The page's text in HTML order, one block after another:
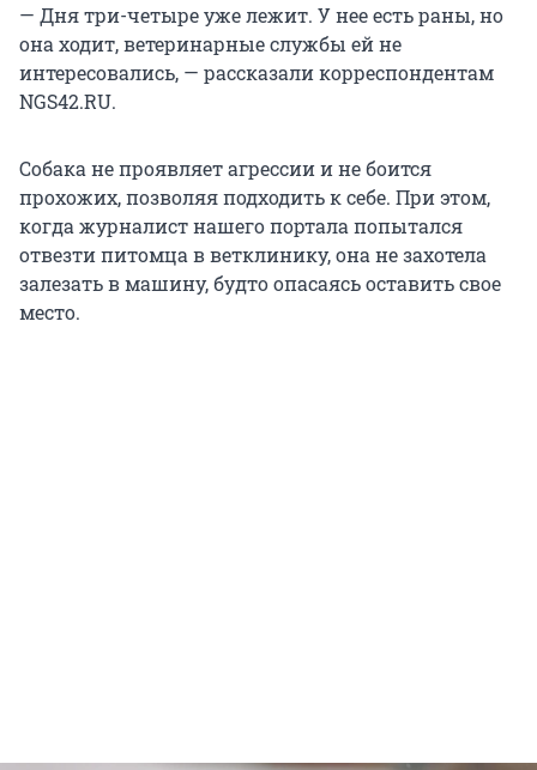
— Дня три-четыре уже лежит. У нее есть раны, но
она ходит, ветеринарные службы ей не
интересовались, — рассказали корреспондентам
NGS42.RU.
Собака не проявляет агрессии и не боится
прохожих, позволяя подходить к себе. При этом,
когда журналист нашего портала попытался
отвезти питомца в ветклинику, она не захотела
залезать в машину, будто опасаясь оставить свое
место.